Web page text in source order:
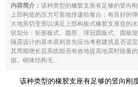
内容简介：该种类型的橡胶支座有足够的竖向
上部构造的压力可靠地传递给墩台；有良好的
大地剪切变形以满足上部构板式橡胶支座造的
状划分：矩形板式、圆形、球冠圆板式、圆板
隔震设计的基本原则首先应当考察建筑是否适
其周期增长后系统能否有效地提高地震时能量
据。砌体结构无...
该种类型的橡胶支座有足够的竖向刚